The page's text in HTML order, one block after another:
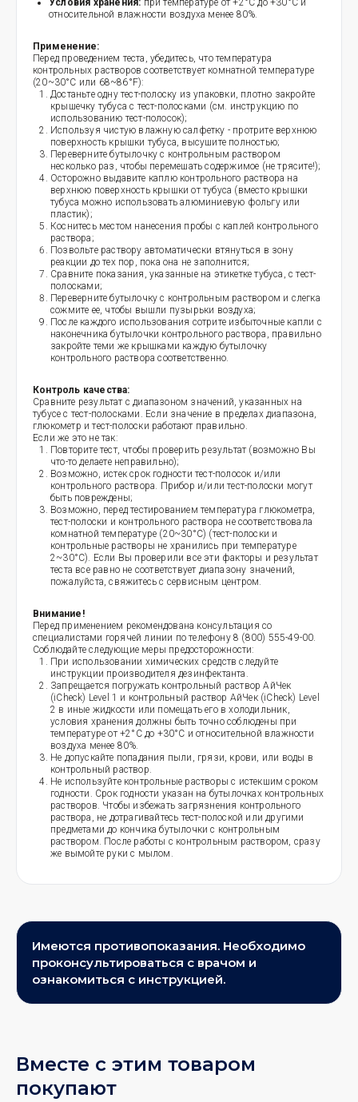
Условия хранения: при температуре от +2°C до +30°C и
относительной влажности воздуха менее 80%.
Применение:
Перед проведением теста, убедитесь, что температура
контрольных растворов соответствует комнатной температуре
(20~30°С или 68~86°F):
Достаньте одну тест-полоску из упаковки, плотно закройте
крышечку тубуса с тест-полосками (cм. инструкцию по
использованию тест-полосок);
Используя чистую влажную салфетку - протрите верхнюю
поверхность крышки тубуса, высушите полностью;
Переверните бутылочку с контрольным раствором
несколько раз, чтобы перемешать содержимое (не трясите!);
Осторожно выдавите каплю контрольного раствора на
верхнюю поверхность крышки от тубуса (вместо крышки
тубуса можно использовать алюминиевую фольгу или
пластик);
Коснитесь местом нанесения пробы с каплей контрольного
раствора;
Позвольте раствору автоматически втянуться в зону
реакции до тех пор, пока она не заполнится;
Сравните показания, указанные на этикетке тубуса, с тест-
полосками;
Переверните бутылочку с контрольным раствором и слегка
сожмите ее, чтобы вышли пузырьки воздуха;
После каждого использования сотрите избыточные капли с
наконечника бутылочки контрольного раствора, правильно
закройте теми же крышками каждую бутылочку
контрольного раствора соответственно.
Контроль качества:
Сравните результат с диапазоном значений, указанных на
тубусе с тест-полосками. Если значение в пределах диапазона,
глюкометр и тест-полоски работают правильно.
Если же это не так:
Повторите тест, чтобы проверить результат (возможно Вы
что-то делаете неправильно);
Возможно, истек срок годности тест-полосок и/или
контрольного раствора. Прибор и/или тест-полоски могут
быть повреждены;
Возможно, перед тестированием температура глюкометра,
тест-полоски и контрольного раствора не соответствовала
комнатной температуре (20~30°С) (тест-полоски и
контрольные растворы не хранились при температуре
2~30°С). Если Вы проверили все эти факторы и результат
теста все равно не соответствует диапазону значений,
пожалуйста, свяжитесь с сервисным центром.
Внимание!
Перед применением рекомендована консультация со
специалистами горячей линии по телефону 8 (800) 555-49-00.
Соблюдайте следующие меры предосторожности:
При использовании химических средств следуйте
инструкции производителя дезинфектанта.
Запрещается погружать контрольный раствор АйЧек
(iCheck) Level 1 и контрольный раствор АйЧек (iCheck) Level
2 в иные жидкости или помещать его в холодильник,
условия хранения должны быть точно соблюдены при
температуре от +2°C до +30°C и относительной влажности
воздуха менее 80%.
Не допускайте попадания пыли, грязи, крови, или воды в
контрольный раствор.
Не используйте контрольные растворы с истекшим сроком
годности. Срок годности указан на бутылочках контрольных
растворов. Чтобы избежать загрязнения контрольного
раствора, не дотрагивайтесь тест-полоской или другими
предметами до кончика бутылочки с контрольным
раствором. После работы с контрольным раствором, сразу
же вымойте руки с мылом.
Имеются противопоказания. Необходимо
проконсультироваться с врачом и
ознакомиться с инструкцией.
Вместе с этим товаром
покупают